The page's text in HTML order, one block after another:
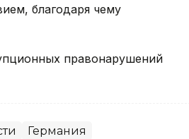
благодаря чему
правонарушений
Германия